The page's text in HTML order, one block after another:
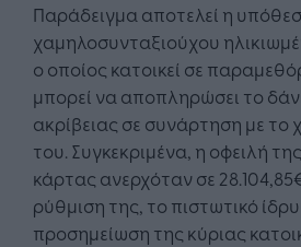
Παράδειγμα αποτελεί η
χαμηλοσυνταξιούχου
ο οποίος κατοικεί σε
μπορεί να αποπληρώσει το
ακρίβειας σε συνάρτηση με το
του. Συγκεκριμένα, η οφειλή
κάρτας ανερχόταν σε
ρύθμιση της, το πιστωτικό
προσημείωση της κύριας